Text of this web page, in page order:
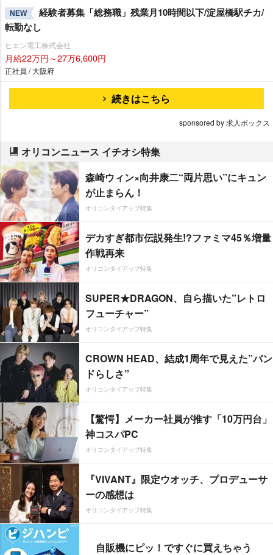
NEW
経験者募集「総務職」残業月10時間以下/淀屋橋駅チカ/
転勤なし
ヒエン電工株式会社
月給22万円～27万6,600円
正社員 / 大阪府
続きはこちら
sponsored by 求人ボックス
オリコンニュース イチオシ特集
森崎ウィン×向井康二“両片思い”にキュン
が止まらん！
オリコンタイアップ特集
デカすぎ都市伝説発生!?ファミマ45％増量
作戦再来
オリコンタイアップ特集
SUPER★DRAGON、自ら描いた”レトロ
フューチャー”
オリコンタイアップ特集
CROWN HEAD、結成1周年で見えた”バン
ドらしさ”
オリコンタイアップ特集
【驚愕】メーカー社員が推す「10万円台」
神コスパPC
オリコンタイアップ特集
『VIVANT』限定ウオッチ、プロデューサ
ーの感想は
オリコンタイアップ特集
自販機にピッ！ですぐに買えちゃう